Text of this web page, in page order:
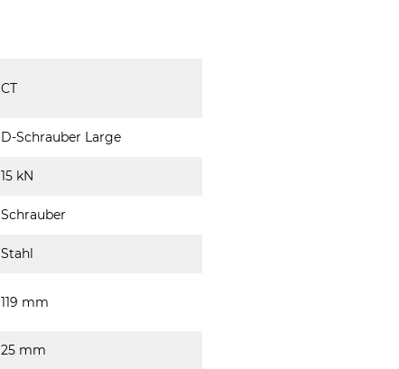
CT
D-Schrauber Large
15 kN
Schrauber
Stahl
119 mm
25 mm